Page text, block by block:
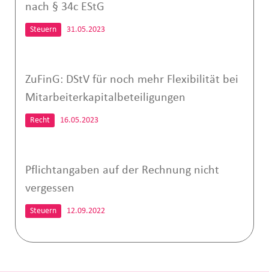
nach § 34c EStG
Steuern 31.05.2023
ZuFinG: DStV für noch mehr Flexibilität bei
Mitarbeiterkapitalbeteiligungen
Recht 16.05.2023
Pflichtangaben auf der Rechnung nicht
vergessen
Steuern 12.09.2022